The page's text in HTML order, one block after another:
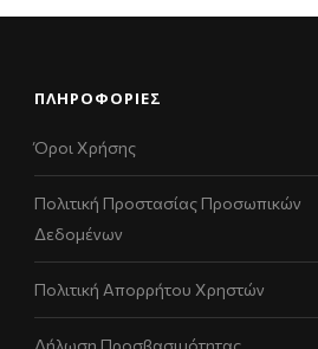
ΠΛΗΡΟΦΟΡΙΕΣ
Όροι Χρήσης
Πολιτική Προστασίας Προσωπικών
Δεδομένων
Πολιτική Απορρήτου Χρηστών
Δήλωση Προσβασιμότητας